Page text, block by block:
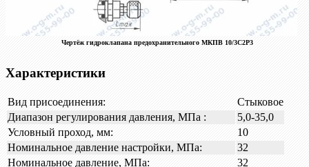
Чертёж гидроклапана предохранительного МКПВ 10/3С2Р3
Характеристики
Вид присоединения:
Стыковое
Диапазон регулирования давления, МПа :
5,0-35,0
Условный проход, мм:
10
Номинальное давление настройки, МПа:
32
Номинальное давление, МПа:
32